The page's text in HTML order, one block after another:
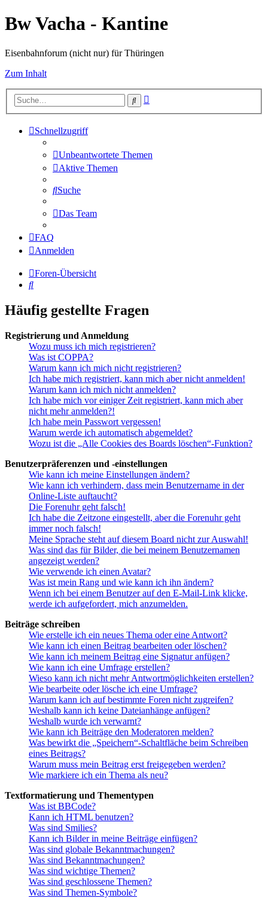
Bw Vacha - Kantine
Eisenbahnforum (nicht nur) für Thüringen
Zum Inhalt
Suche
Schnellzugriff
Unbeantwortete Themen
Aktive Themen
Suche
Das Team
FAQ
Anmelden
Foren-Übersicht
Suche
Häufig gestellte Fragen
Registrierung und Anmeldung
Wozu muss ich mich registrieren?
Was ist COPPA?
Warum kann ich mich nicht registrieren?
Ich habe mich registriert, kann mich aber nicht anmelden!
Warum kann ich mich nicht anmelden?
Ich habe mich vor einiger Zeit registriert, kann mich aber
nicht mehr anmelden?!
Ich habe mein Passwort vergessen!
Warum werde ich automatisch abgemeldet?
Wozu ist die „Alle Cookies des Boards löschen“-Funktion?
Benutzerpräferenzen und -einstellungen
Wie kann ich meine Einstellungen ändern?
Wie kann ich verhindern, dass mein Benutzername in der
Online-Liste auftaucht?
Die Forenuhr geht falsch!
Ich habe die Zeitzone eingestellt, aber die Forenuhr geht
immer noch falsch!
Meine Sprache steht auf diesem Board nicht zur Auswahl!
Was sind das für Bilder, die bei meinem Benutzernamen
angezeigt werden?
Wie verwende ich einen Avatar?
Was ist mein Rang und wie kann ich ihn ändern?
Wenn ich bei einem Benutzer auf den E-Mail-Link klicke,
werde ich aufgefordert, mich anzumelden.
Beiträge schreiben
Wie erstelle ich ein neues Thema oder eine Antwort?
Wie kann ich einen Beitrag bearbeiten oder löschen?
Wie kann ich meinem Beitrag eine Signatur anfügen?
Wie kann ich eine Umfrage erstellen?
Wieso kann ich nicht mehr Antwortmöglichkeiten erstellen?
Wie bearbeite oder lösche ich eine Umfrage?
Warum kann ich auf bestimmte Foren nicht zugreifen?
Weshalb kann ich keine Dateianhänge anfügen?
Weshalb wurde ich verwarnt?
Wie kann ich Beiträge den Moderatoren melden?
Was bewirkt die „Speichern“-Schaltfläche beim Schreiben
eines Beitrags?
Warum muss mein Beitrag erst freigegeben werden?
Wie markiere ich ein Thema als neu?
Textformatierung und Thementypen
Was ist BBCode?
Kann ich HTML benutzen?
Was sind Smilies?
Kann ich Bilder in meine Beiträge einfügen?
Was sind globale Bekanntmachungen?
Was sind Bekanntmachungen?
Was sind wichtige Themen?
Was sind geschlossene Themen?
Was sind Themen-Symbole?